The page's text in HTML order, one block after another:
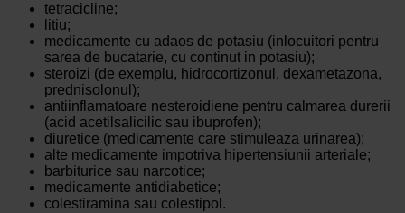
tetracicline;
litiu;
medicamente cu adaos de potasiu (inlocuitori pentru
sarea de bucatarie, cu continut in potasiu);
steroizi (de exemplu, hidrocortizonul, dexametazona,
prednisolonul);
antiinflamatoare nesteroidiene pentru calmarea durerii
(acid acetilsalicilic sau ibuprofen);
diuretice (medicamente care stimuleaza urinarea);
alte medicamente impotriva hipertensiunii arteriale;
barbiturice sau narcotice;
medicamente antidiabetice;
colestiramina sau colestipol.